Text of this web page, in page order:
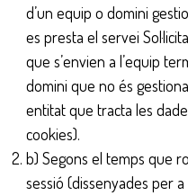
d’un equip o domini
es presta el servei
que s’envien a l’equip
domini que no és
entitat que tracta les
cookies).
b) Segons el temps que
sessió (dissenyades per